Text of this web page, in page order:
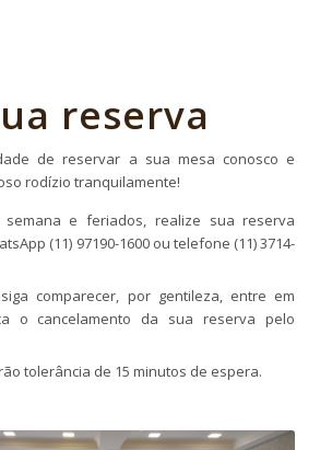
reserva
de reservar a sua mesa conosco e
rodízio tranquilamente!
e feriados, realize sua reserva
(11) 97190-1600ou telefone (11) 3714-
comparecer, por gentileza, entre em
o cancelamento da sua reserva pelo
tolerância de 15 minutos de espera.